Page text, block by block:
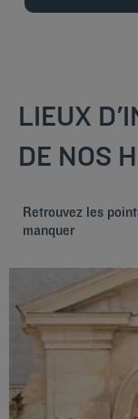
LIEUX
DE NOS
Retrouvez les
manquer